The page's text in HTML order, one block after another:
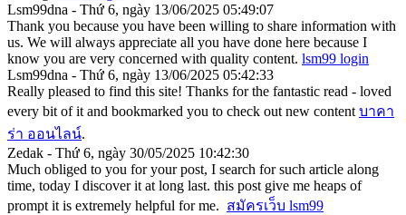
Lsm99dna - Thứ 6, ngày 13/06/2025 05:49:07
Thank you because you have been willing to share information with
us. We will always appreciate all you have done here because I
know you are very concerned with quality content. lsm99 login
Lsm99dna - Thứ 6, ngày 13/06/2025 05:42:33
Really pleased to find this site! Thanks for the fantastic read - loved
every bit of it and bookmarked you to check out new content บาคา
ร่า ออนไลน์.
Zedak - Thứ 6, ngày 30/05/2025 10:42:30
Much obliged to you for your post, I search for such article along
time, today I discover it at long last. this post give me heaps of
prompt it is extremely helpful for me. สมัครเว็บ lsm99